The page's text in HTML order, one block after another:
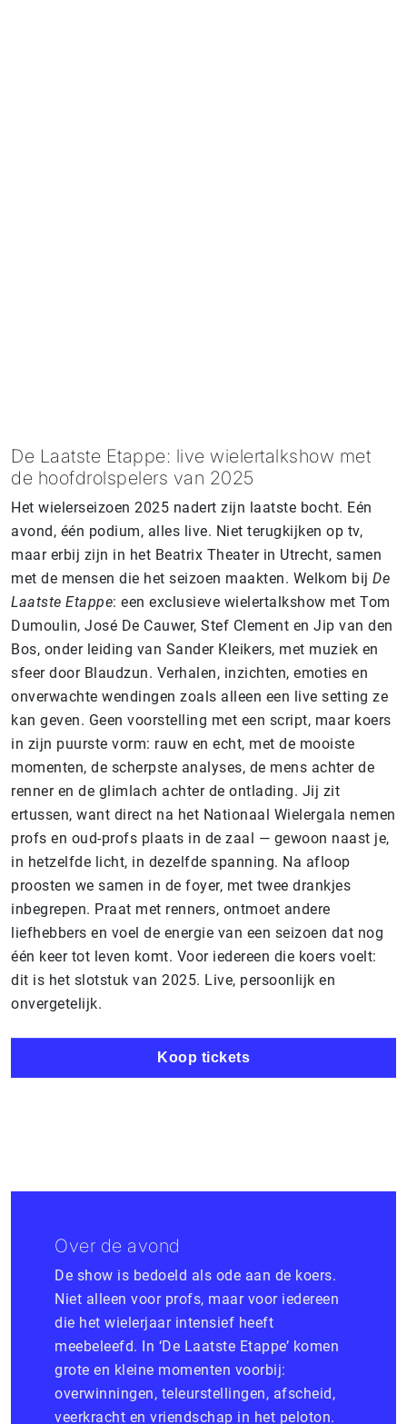
De Laatste Etappe: live wielertalkshow met
de hoofdrolspelers van 2025
Het wielerseizoen 2025 nadert zijn laatste bocht. Eén
avond, één podium, alles live. Niet terugkijken op tv,
maar erbij zijn in het Beatrix Theater in Utrecht, samen
met de mensen die het seizoen maakten. Welkom bij De
Laatste Etappe: een exclusieve wielertalkshow met Tom
Dumoulin, José De Cauwer, Stef Clement en Jip van den
Bos, onder leiding van Sander Kleikers, met muziek en
sfeer door Blaudzun. Verhalen, inzichten, emoties en
onverwachte wendingen zoals alleen een live setting ze
kan geven. Geen voorstelling met een script, maar koers
in zijn puurste vorm: rauw en echt, met de mooiste
momenten, de scherpste analyses, de mens achter de
renner en de glimlach achter de ontlading. Jij zit
ertussen, want direct na het Nationaal Wielergala nemen
profs en oud-profs plaats in de zaal — gewoon naast je,
in hetzelfde licht, in dezelfde spanning. Na afloop
proosten we samen in de foyer, met twee drankjes
inbegrepen. Praat met renners, ontmoet andere
liefhebbers en voel de energie van een seizoen dat nog
één keer tot leven komt. Voor iedereen die koers voelt:
dit is het slotstuk van 2025. Live, persoonlijk en
onvergetelijk.
Koop tickets
Over de avond
De show is bedoeld als ode aan de koers.
Niet alleen voor profs, maar voor iedereen
die het wielerjaar intensief heeft
meebeleefd. In ‘De Laatste Etappe’ komen
grote en kleine momenten voorbij:
overwinningen, teleurstellingen, afscheid,
veerkracht en vriendschap in het peloton.